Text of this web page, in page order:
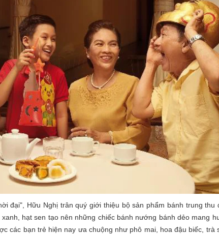
đại", Hữu Nghị trân quý giới thiệu bộ sản phẩm bánh trung thu
hạt sen tạo nên những chiếc bánh nướng bánh dẻo mang
các bạn trẻ hiện nay ưa chuộng như phô mai, hoa đậu biếc, trà